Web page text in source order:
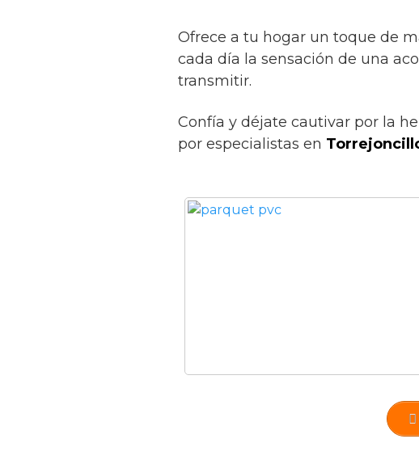
Ofrece a tu hogar un toque de
cada día la sensación de una
transmitir.
Confía y déjate cautivar por la
por especialistas en